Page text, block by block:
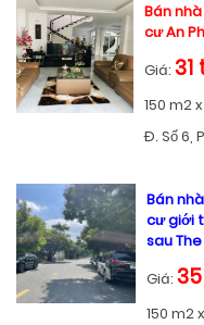
Bán
cư An
Giá: 31
150 m2
Đ. Số 6,
Bán
cư giới
sau
Giá:
150 m2